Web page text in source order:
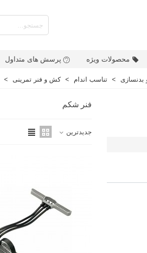
محصولات ویژه پرسش های متداول
بدنسازی > تناسب اندام > کش و فنر تمرینی >
فنر شکم
جدیدترین